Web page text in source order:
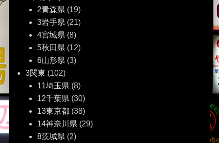
2青森県 (19)
3岩手県 (21)
4宮城県 (8)
5秋田県 (12)
6山形県 (3)
3関東 (102)
11埼玉県 (8)
12千葉県 (30)
13東京都(38)
14神奈川県 (29)
8茨城県 (2)